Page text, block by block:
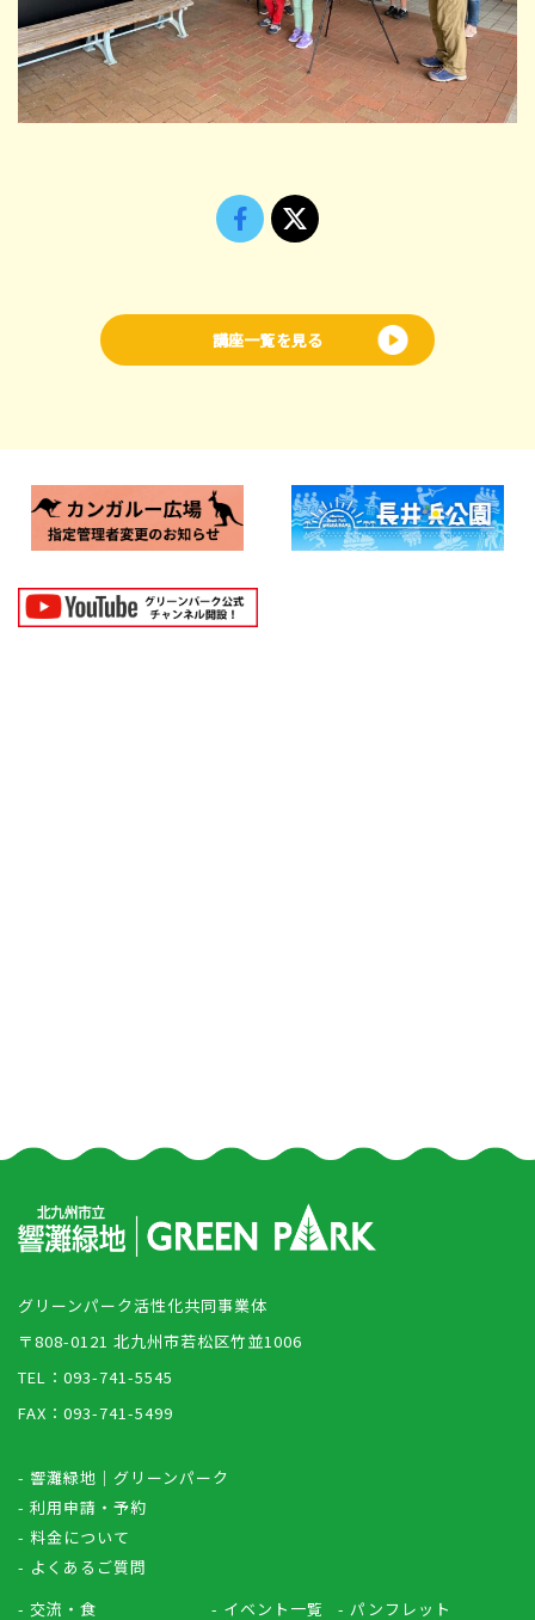
講座一覧を見る
グリーンパーク活性化共同事業体
〒808-0121 北九州市若松区竹並1006
TEL：093-741-5545
FAX：093-741-5499
- 響灘緑地｜グリーンパーク
- 利用申請・予約
- 料金について
- よくあるご質問
- 交流・食
- イベント一覧 - パンフレット